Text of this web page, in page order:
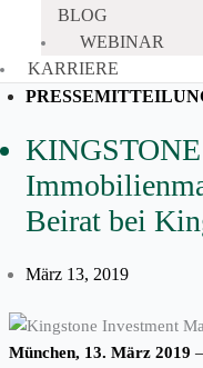
BLOG
WEBINAR
KARRIERE
Beirat bei
März 13, 2019
München, 13. März 2019